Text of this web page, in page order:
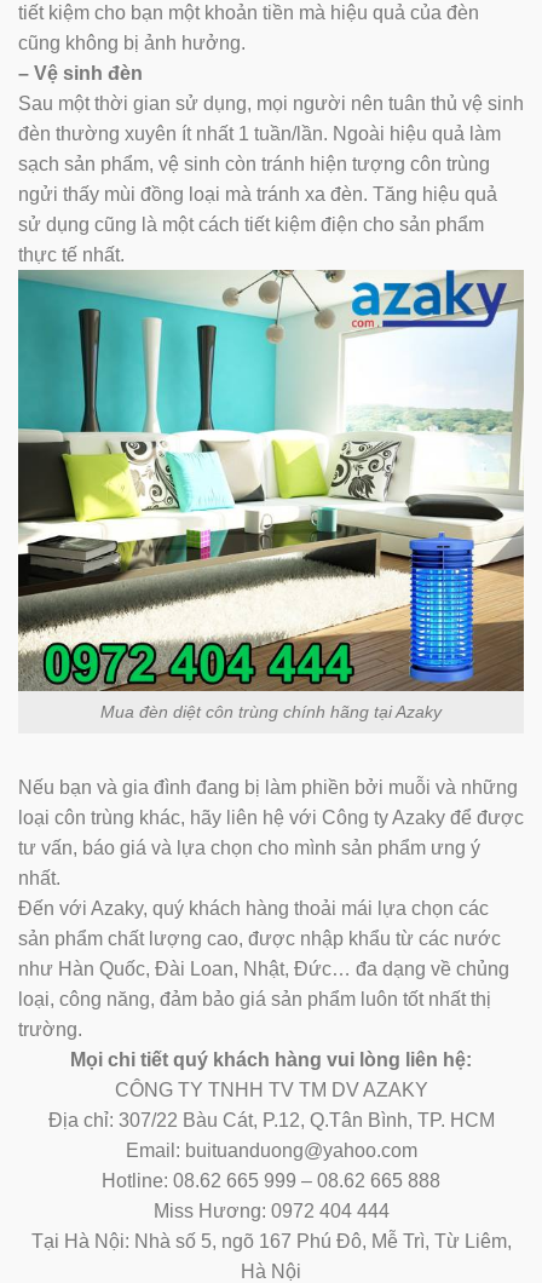
tiết kiệm cho bạn một khoản tiền mà hiệu quả của đèn
cũng không bị ảnh hưởng.
– Vệ sinh đèn
Sau một thời gian sử dụng, mọi người nên tuân thủ vệ sinh
đèn thường xuyên ít nhất 1 tuần/lần. Ngoài hiệu quả làm
sạch sản phẩm, vệ sinh còn tránh hiện tượng côn trùng
ngửi thấy mùi đồng loại mà tránh xa đèn. Tăng hiệu quả
sử dụng cũng là một cách tiết kiệm điện cho sản phẩm
thực tế nhất.
Mua đèn diệt côn trùng chính hãng tại Azaky
Nếu bạn và gia đình đang bị làm phiền bởi muỗi và những
loại côn trùng khác, hãy liên hệ với Công ty Azaky để được
tư vấn, báo giá và lựa chọn cho mình sản phẩm ưng ý
nhất.
Đến với Azaky, quý khách hàng thoải mái lựa chọn các
sản phẩm chất lượng cao, được nhập khẩu từ các nước
như Hàn Quốc, Đài Loan, Nhật, Đức… đa dạng về chủng
loại, công năng, đảm bảo giá sản phẩm luôn tốt nhất thị
trường.
Mọi chi tiết quý khách hàng vui lòng liên hệ:
CÔNG TY TNHH TV TM DV AZAKY
Địa chỉ: 307/22 Bàu Cát, P.12, Q.Tân Bình, TP. HCM
Email: buituanduong@yahoo.com
Hotline: 08.62 665 999 – 08.62 665 888
Miss Hương: 0972 404 444
Tại Hà Nội: Nhà số 5, ngõ 167 Phú Đô, Mễ Trì, Từ Liêm,
Hà Nội